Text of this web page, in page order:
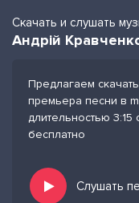
Скачать и слушать
Андрій
Предлагаем
премьера песни в
длительностью 3:15
бесплатно